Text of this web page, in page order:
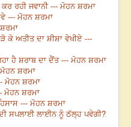
ਰਹੀ ਜਵਾਨੀ --- ਮੋਹਨ ਸ਼ਰਮਾ
--- ਮੋਹਨ ਸ਼ਰਮਾ
ਕੇ ਅਤੀਤ ਦਾ ਸ਼ੀਸ਼ਾ ਵੇਖੀਏ ---
ਹੈ ਸ਼ਰਾਬ ਦਾ ਦੈਂਤ --- ਮੋਹਨ ਸ਼ਰਮਾ
ਸ਼ਰਮਾ
ਮੋਹਨ ਸ਼ਰਮਾ
ਮੋਹਨ ਸ਼ਰਮਾ
--- ਮੋਹਨ ਸ਼ਰਮਾ
ਸਪਲਾਈ ਲਾਈਨ ਨੂੰ ਠੱਲ੍ਹ ਪਵੇਗੀ?